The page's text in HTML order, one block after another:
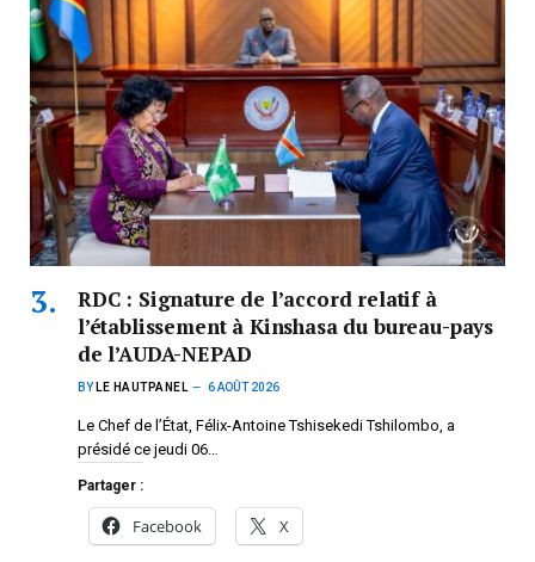
RDC : Signature de l’accord relatif à
l’établissement à Kinshasa du bureau-pays
de l’AUDA-NEPAD
BY LE HAUTPANEL 6 AOÛT 2026
Le Chef de l’État, Félix-Antoine Tshisekedi Tshilombo, a
présidé ce jeudi 06…
Partager :
Facebook X